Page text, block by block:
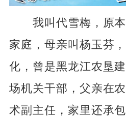
我叫代雪梅，原本
家庭，母亲叫杨玉芬
化，曾是黑龙江农垦
场机关干部，父亲在
术副主任，家里还承